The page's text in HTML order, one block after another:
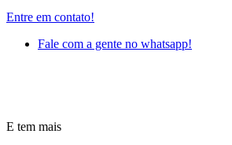
Entre em contato!
Fale com a gente no whatsapp!
E tem mais